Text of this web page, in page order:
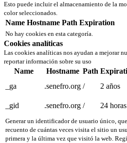
Esto puede incluir el almacenamiento de la
color seleccionados.
Name Hostname Path Expiration
No hay cookies en esta categoría.
Cookies analíticas
Las cookies analíticas nos ayudan a mejorar
reportar información sobre su uso
Name Hostname Path
_ga
.senefro.org / 2 años
_gid
.senefro.org / 24 horas
Generar un identificador de usuario único,
recuento de cuántas veces visita el sitio un
primera y la última vez que visitó la web.